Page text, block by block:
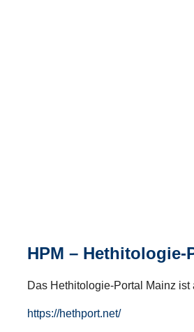
HPM – Hethitologie-
Das Hethitologie-Portal Mainz ist
https://hethport.net/